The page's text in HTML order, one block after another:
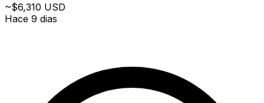
~$6,310 USD
Hace 9 dias